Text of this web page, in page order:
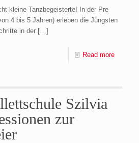
kleine Tanzbegeisterte! In der Pre
4 bis 5 Jahren) erleben die Jüngsten
in der […]
Read more
Szilvia
zur